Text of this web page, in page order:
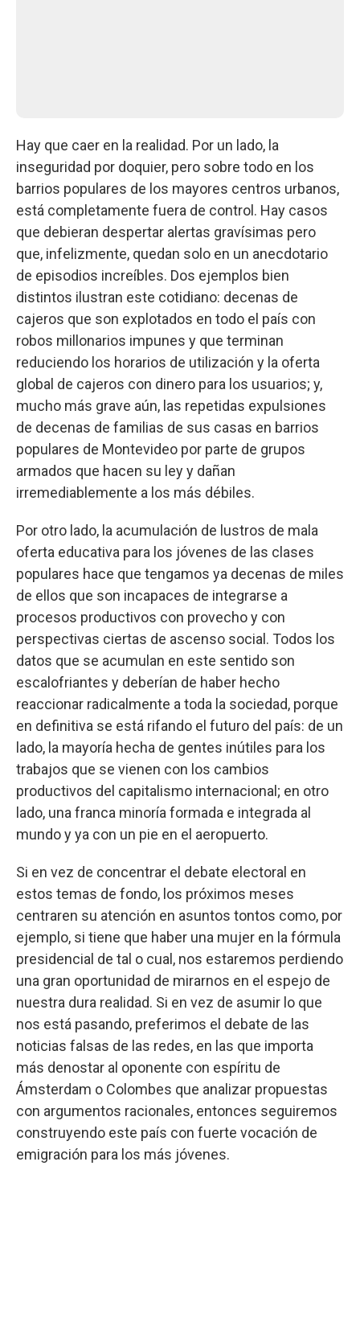
Hay que caer en la realidad. Por un lado, la
inseguridad por doquier, pero sobre todo en los
barrios populares de los mayores centros urbanos,
está completamente fuera de control. Hay casos
que debieran despertar alertas gravísimas pero
que, infelizmente, quedan solo en un anecdotario
de episodios increíbles. Dos ejemplos bien
distintos ilustran este cotidiano: decenas de
cajeros que son explotados en todo el país con
robos millonarios impunes y que terminan
reduciendo los horarios de utilización y la oferta
global de cajeros con dinero para los usuarios; y,
mucho más grave aún, las repetidas expulsiones
de decenas de familias de sus casas en barrios
populares de Montevideo por parte de grupos
armados que hacen su ley y dañan
irremediablemente a los más débiles.
Por otro lado, la acumulación de lustros de mala
oferta educativa para los jóvenes de las clases
populares hace que tengamos ya decenas de miles
de ellos que son incapaces de integrarse a
procesos productivos con provecho y con
perspectivas ciertas de ascenso social. Todos los
datos que se acumulan en este sentido son
escalofriantes y deberían de haber hecho
reaccionar radicalmente a toda la sociedad, porque
en definitiva se está rifando el futuro del país: de un
lado, la mayoría hecha de gentes inútiles para los
trabajos que se vienen con los cambios
productivos del capitalismo internacional; en otro
lado, una franca minoría formada e integrada al
mundo y ya con un pie en el aeropuerto.
Si en vez de concentrar el debate electoral en
estos temas de fondo, los próximos meses
centraren su atención en asuntos tontos como, por
ejemplo, si tiene que haber una mujer en la fórmula
presidencial de tal o cual, nos estaremos perdiendo
una gran oportunidad de mirarnos en el espejo de
nuestra dura realidad. Si en vez de asumir lo que
nos está pasando, preferimos el debate de las
noticias falsas de las redes, en las que importa
más denostar al oponente con espíritu de
Ámsterdam o Colombes que analizar propuestas
con argumentos racionales, entonces seguiremos
construyendo este país con fuerte vocación de
emigración para los más jóvenes.